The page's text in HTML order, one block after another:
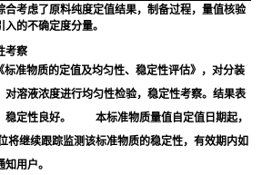
合考虑了原料纯度定值结果，制备过程，量值核验
的不确定度分量。
考察
标准物质的定值及均匀性、稳定性评估》，对分装
对溶液浓度进行均匀性检验，稳定性考察。结果表
稳定性良好。 本标准物质量值自定值日期起，
将继续跟踪监测该标准物质的稳定性，有效期内如
用户。